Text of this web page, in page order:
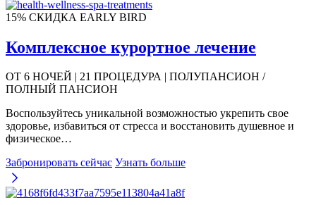
15% СКИДКА EARLY BIRD
Комплексное курортное лечение
ОТ 6 НОЧЕЙ | 21 ПРОЦЕДУРА | ПОЛУПАНСИОН /
ПОЛНЫЙ ПАНСИОН
Воспользуйтесь уникальной возможностью укрепить свое
здоровье, избавиться от стресса и восстановить душевное и
физическое…
Забронировать сейчас Узнать больше